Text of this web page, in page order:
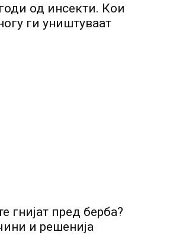
од инсекти. Кои
ги уништуваат
гнијат пред берба?
и решенија